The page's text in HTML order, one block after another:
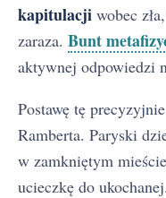
kapitulacji wobec
zaraza. Bunt
aktywnej odpowiedzi
Postawę tę
Ramberta. Paryski
w zamkniętym
ucieczkę do